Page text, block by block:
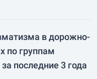
в дорожно-
по группам
последние 3 года